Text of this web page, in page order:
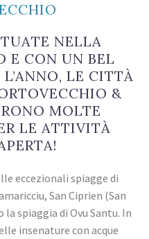
NELLA
E CON UN BEL
LE CITTÀ
&
MOLTE
LE ATTIVITÀ
eccezionali spiagge di
San Ciprien (San
spiaggia di Ovu Santu. In
insenature con acque